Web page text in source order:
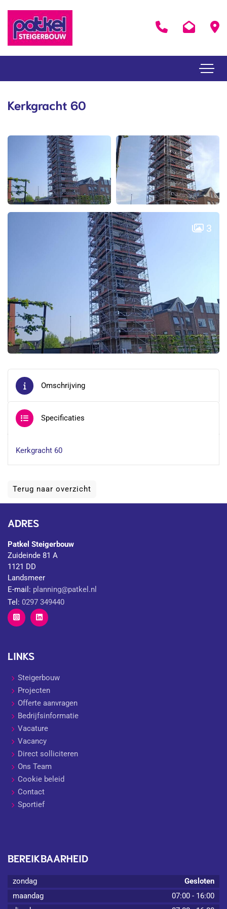
Kerkgracht 60
3
Omschrijving
Specificaties
Kerkgracht 60
Terug naar overzicht
ADRES
Patkel Steigerbouw
Zuideinde 81 A
1121 DD
Landsmeer
E-mail: planning@patkel.nl
Tel: 0297 349440
LINKS
Steigerbouw
Projecten
Offerte aanvragen
Bedrijfsinformatie
Vacature
Vacancy
Direct solliciteren
Ons Team
Cookie beleid
Contact
Sportief
BEREIKBAARHEID
zondag
Gesloten
maandag
07:00 - 16:00